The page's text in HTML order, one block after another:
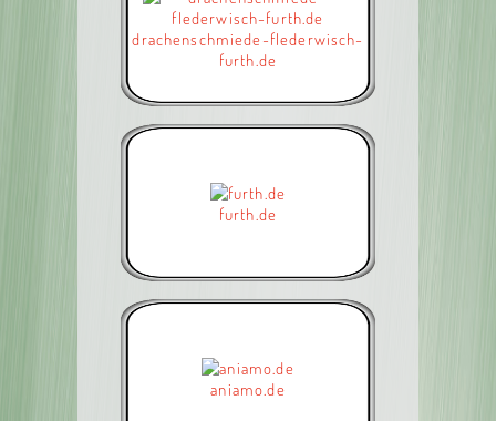
drachenschmiede-flederwisch-
furth.de
furth.de
aniamo.de